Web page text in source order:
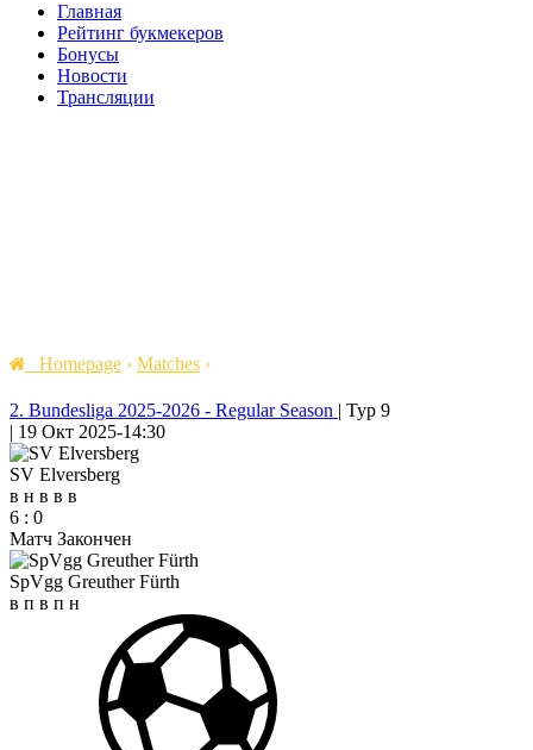
Главная
Рейтинг букмекеров
Бонусы
Новости
Трансляции
Homepage › Matches ›
2. Bundesliga 2025-2026 - Regular Season | Тур 9
| 19 Окт 2025-14:30
SV Elversberg
в н в в в
6 : 0
Матч Закончен
SpVgg Greuther Fürth
в п в п н